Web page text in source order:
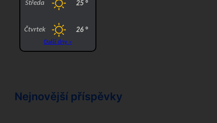
Nejnovější příspěvky